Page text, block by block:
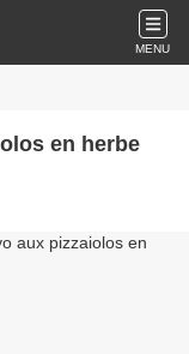
MENU
en herbe